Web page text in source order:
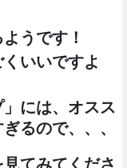
うです！
いいですよ
」には、オスス
るので、、、
てみてくださ